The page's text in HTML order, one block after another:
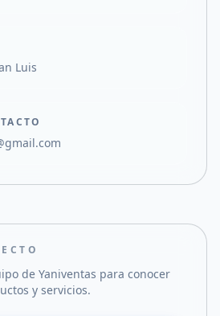
Luis
de Yaniventas para conocer
y servicios.